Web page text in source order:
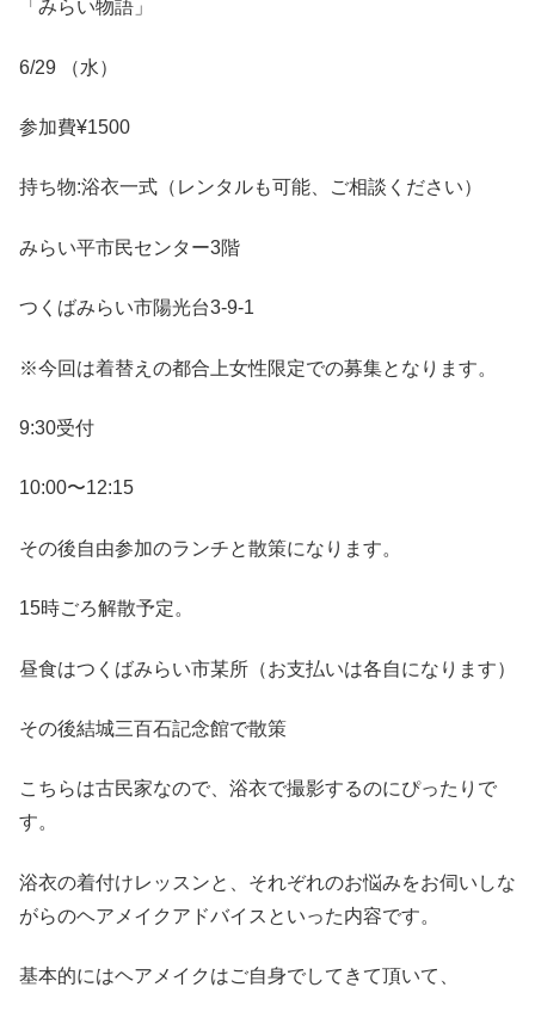
「みらい物語」
6/29 （水）
参加費¥1500
持ち物:浴衣一式（レンタルも可能、ご相談ください）
みらい平市民センター3階
つくばみらい市陽光台3-9-1
※今回は着替えの都合上女性限定での募集となります。
9:30受付
10:00〜12:15
その後自由参加のランチと散策になります。
15時ごろ解散予定。
昼食はつくばみらい市某所（お支払いは各自になります）
その後結城三百石記念館で散策
こちらは古民家なので、浴衣で撮影するのにぴったりで
す。
浴衣の着付けレッスンと、それぞれのお悩みをお伺いしな
がらのヘアメイクアドバイスといった内容です。
基本的にはヘアメイクはご自身でしてきて頂いて、